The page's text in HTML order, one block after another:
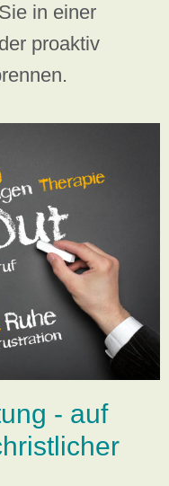
in einer
proaktiv
- auf